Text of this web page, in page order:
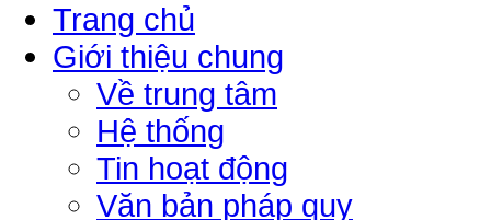
Trang chủ
Giới thiệu chung
Về trung tâm
Hệ thống
Tin hoạt động
Văn bản pháp quy